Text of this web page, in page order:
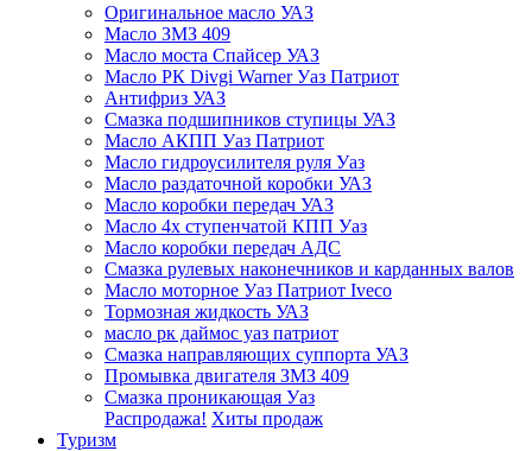
Оригинальное масло УАЗ
Масло ЗМЗ 409
Масло моста Спайсер УАЗ
Масло РК Divgi Warner Уаз Патриот
Антифриз УАЗ
Смазка подшипников ступицы УАЗ
Масло АКПП Уаз Патриот
Масло гидроусилителя руля Уаз
Масло раздаточной коробки УАЗ
Масло коробки передач УАЗ
Масло 4х ступенчатой КПП Уаз
Масло коробки передач АДС
Смазка рулевых наконечников и карданных валов
Масло моторное Уаз Патриот Iveco
Тормозная жидкость УАЗ
масло рк даймос уаз патриот
Смазка направляющих суппорта УАЗ
Промывка двигателя ЗМЗ 409
Смазка проникающая Уаз
Распродажа! Хиты продаж
Туризм